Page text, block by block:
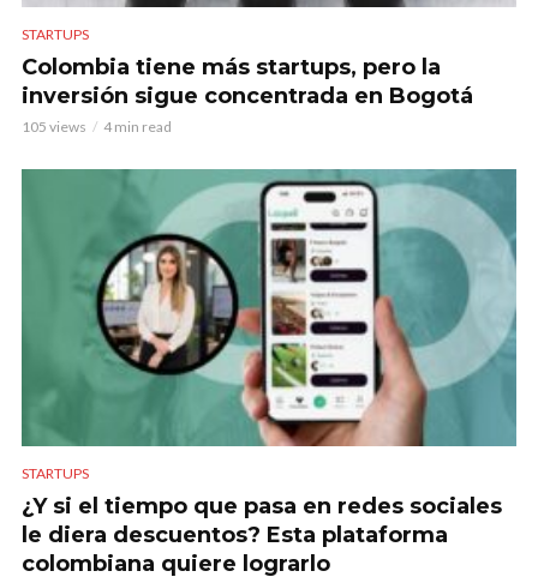
STARTUPS
Colombia tiene más startups, pero la
inversión sigue concentrada en Bogotá
105 views 4 min read
STARTUPS
¿Y si el tiempo que pasa en redes sociales
le diera descuentos? Esta plataforma
colombiana quiere lograrlo